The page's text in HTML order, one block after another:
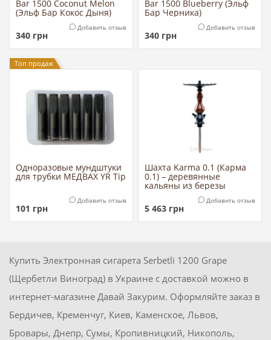
Bar 1500 Coconut Melon
(Эльф Бар Кокос Дыня)
340 грн
Добавить отзыв
Bar 1500 Blueberry (Эльф
Бар Черника)
340 грн
Добавить отзыв
Топ продаж
Одноразовые мундштуки
для трубки МЕДВАХ YR Tip
101 грн
Добавить отзыв
Шахта Karma 0.1 (Карма
0.1) – деревянные
кальяны из березы
5 463 грн
Добавить отзыв
Купить Электронная сигарета Serbetli 1200 Grape
(Щербетли Виноград) в Украине с доставкой можно в
интернет-магазине Давай Закурим. Оформляйте заказ в
Бердичев, Кременчуг, Киев, Каменское, Львов,
Бровары, Днепр, Сумы, Кропивницкий, Никополь,